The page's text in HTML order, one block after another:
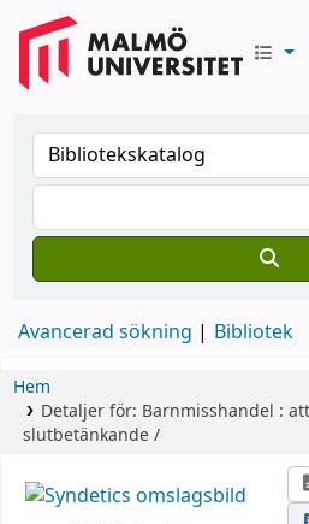
Avancerad sökning Bibliotek
Hem
Detaljer för: Barnmisshandel :
slutbetänkande /